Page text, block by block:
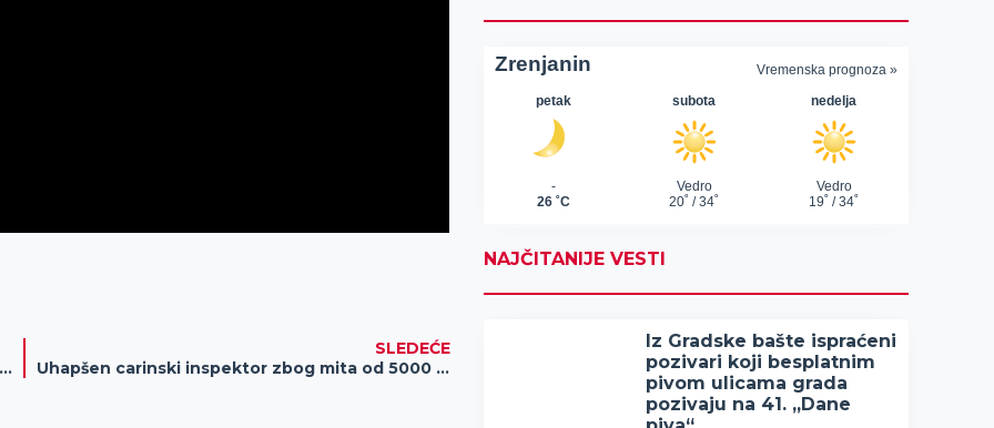
TRIK ILI STVARNOST: Da li će centar Zrenjanina opusteti?
SLEDEĆE
Uhapšen carinski inspektor zbog mita od 5000 evra
NAJČITANIJE VESTI
Iz Gradske bašte ispraćeni
pozivari koji besplatnim
pivom ulicama grada
pozivaju na 41. „Dane